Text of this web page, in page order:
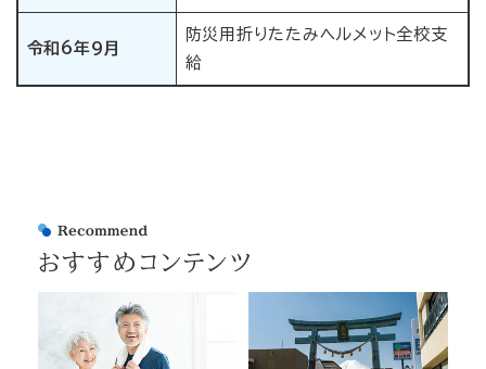
令和6年9月
防災用折りたたみヘルメット全校支
給
おすすめコンテンツ